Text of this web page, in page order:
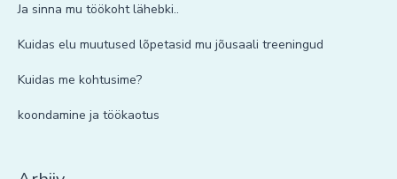
Ja sinna mu töökoht lähebki..
Kuidas elu muutused lõpetasid mu jõusaali treeningud
Kuidas me kohtusime?
koondamine ja töökaotus